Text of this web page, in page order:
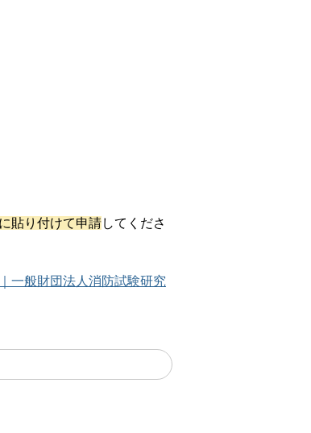
貼り付けて申請してくださ
一般財団法人消防試験研究